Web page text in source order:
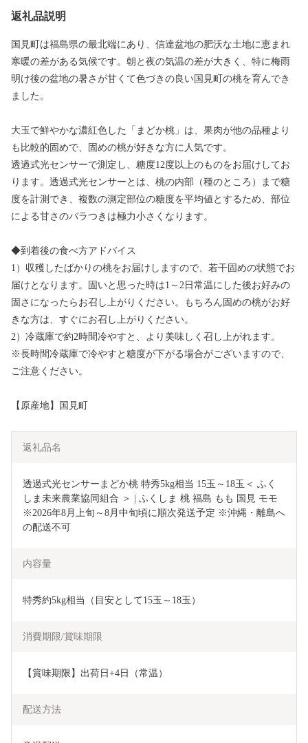
返礼品説明
国見町は福島県の最北端にあり、信達盆地の肥沃な土地に恵まれ
寒暖の差がある気候です。朝と夜の気温の差が大きく、特に梅雨
明け後の盆地の暑さが甘くて色づきの良い国見町の桃を育んでき
ました。
大玉で鮮やかな濃紅色した「まどか桃」は、果肉が他の品種より
も比較的固めで、固めの桃が好きな方に人気です。
透過式光センサーで測定し、糖度12度以上のものをお届けしてお
ります。透過式光センサーとは、桃の内部（種のところ）まで糖
度を計測でき、複数の測定部位の糖度を平均値とするため、部位
による甘さのバラつきは極力小さくなります。
◆到着後の食べ方アドバイス
1）収穫したばかりの桃をお届けしますので、若干固めの状態でお
届けとなります。固いと思った時は1～2日常温にした後お好みの
固さになったらお召し上がりください。もちろん固めの桃がお好
きな方は、すぐにお召し上がりください。
2）冷蔵庫で約2時間冷やすと、より美味しく召し上がれます。
※長時間冷蔵庫で冷やすと糖度が下がる場合がございますので、
ご注意ください。
【原産地】国見町
返礼品名
透過式光センサーまどか桃 特秀5kg相当 15玉～18玉＜ ふく
しま未来農業協同組合 ＞ | ふくしま 桃 福島 もも 国見 モモ
※2026年8月上旬～8月中旬頃に順次発送予定 ※沖縄・離島へ
の配送不可
内容量
特秀約5kg相当（目安として15玉～18玉）
消費期限/賞味期限
【賞味期限】出荷日+4日（常温）
配送方法